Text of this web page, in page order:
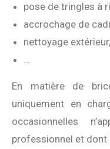
pose de tringles à
accrochage de
nettoyage extérieur,
…
En matière de
uniquement en
occasionnelles
professionnel et dont